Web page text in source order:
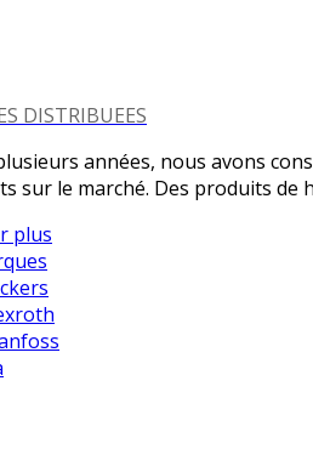
DISTRIBUEES
années, nous avons
sur le marché. Des produits de
plus